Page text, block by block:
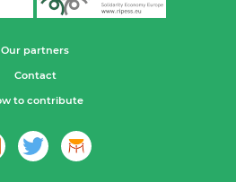
Our partners
Contact
to contribute